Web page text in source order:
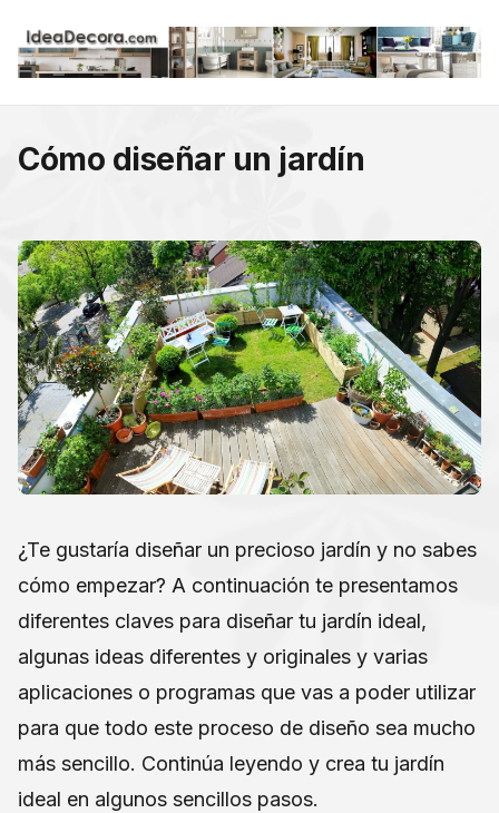
Cómo diseñar un jardín
¿Te gustaría diseñar un precioso jardín y no sabes
cómo empezar? A continuación te presentamos
diferentes claves para diseñar tu jardín ideal,
algunas ideas diferentes y originales y varias
aplicaciones o programas que vas a poder utilizar
para que todo este proceso de diseño sea mucho
más sencillo. Continúa leyendo y crea tu jardín
ideal en algunos sencillos pasos.